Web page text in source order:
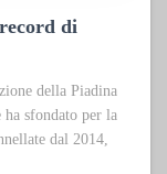
di
della Piadina
sfondato per la
dal 2014,